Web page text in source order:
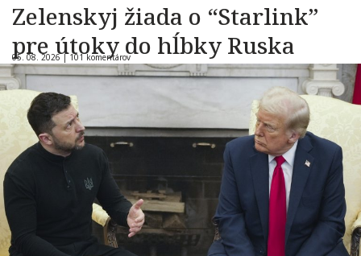
Zelenskyj žiada o “Starlink”
pre útoky do hĺbky Ruska
05. 08. 2026 |101 komentárov